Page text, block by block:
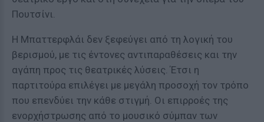
Πουτσίνι.
Η Μπαττερφλάι δεν ξεφεύγει από τη λογική του
βερισμού, με τις έντονες αντιπαραθέσεις και την
αγάπη προς τις θεατρικές λύσεις. Έτσι η
παρτιτούρα επιλέγει με μεγάλη προσοχή τον τρόπο
που επενδύει την κάθε στιγμή. Οι επιρροές της
ενορχήστρωσης από το μουσικό σύμπαν των